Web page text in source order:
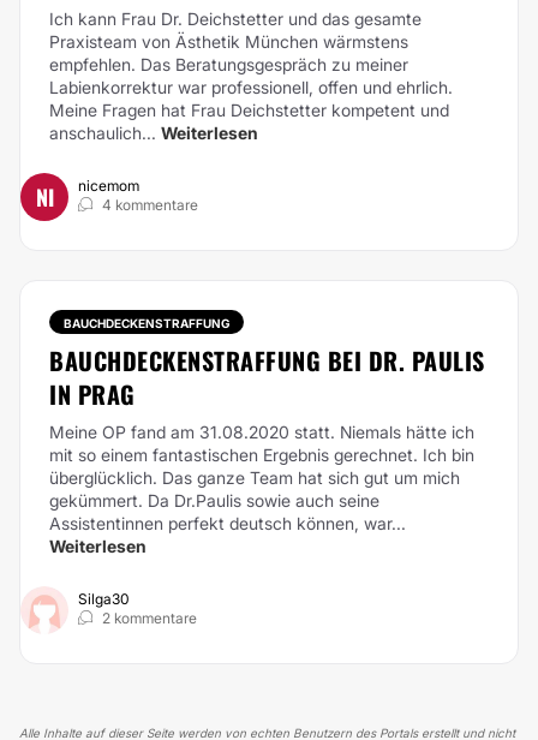
Ich kann Frau Dr. Deichstetter und das gesamte
Praxisteam von Ästhetik München wärmstens
empfehlen. Das Beratungsgespräch zu meiner
Labienkorrektur war professionell, offen und ehrlich.
Meine Fragen hat Frau Deichstetter kompetent und
anschaulich... Weiterlesen
NI
nicemom
4 kommentare
BAUCHDECKENSTRAFFUNG
BAUCHDECKENSTRAFFUNG BEI DR. PAULIS
IN PRAG
Meine OP fand am 31.08.2020 statt. Niemals hätte ich
mit so einem fantastischen Ergebnis gerechnet. Ich bin
überglücklich. Das ganze Team hat sich gut um mich
gekümmert. Da Dr.Paulis sowie auch seine
Assistentinnen perfekt deutsch können, war...
Weiterlesen
Silga30
2 kommentare
Alle Inhalte auf dieser Seite werden von echten Benutzern des Portals erstellt und nicht